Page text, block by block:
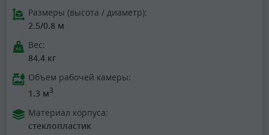
Размеры (высота / диаметр):
2.5/0.8 м
Вес:
84.4 кг
Объем рабочей камеры:
1.3 м3
Материал корпуса:
стеклопластик